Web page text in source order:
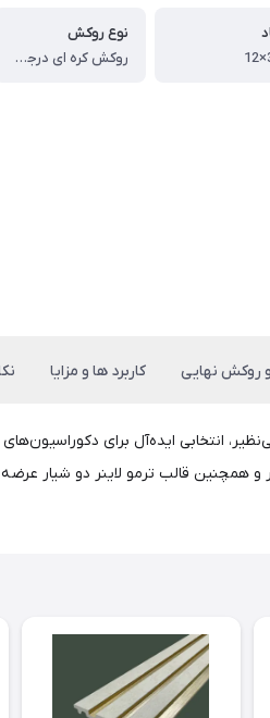
نوع روکش
روکش کره ای درجه یک
روکش نهایی کاربرد ها و مزایا
انتخابی ایده‌آل برای
همچنین قالب ترمو لاینر دو شیار